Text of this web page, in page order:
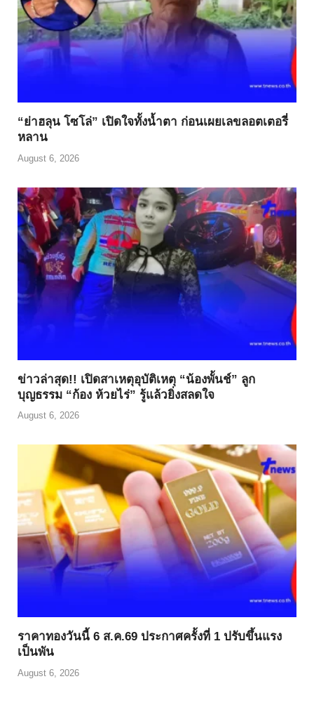
“ย่าฮลุน โซโล่” เปิดใจทั้งน้ำตา ก่อนเผยเลขลอตเตอรี่
หลาน
August 6, 2026
ข่าวล่าสุด!! เปิดสาเหตุอุบัติเหตุ “น้องพั้นช์” ลูก
บุญธรรม “ก้อง ห้วยไร่” รู้แล้วยิ่งสลดใจ
August 6, 2026
ราคาทองวันนี้ 6 ส.ค.69 ประกาศครั้งที่ 1 ปรับขึ้นแรง
เป็นพัน
August 6, 2026